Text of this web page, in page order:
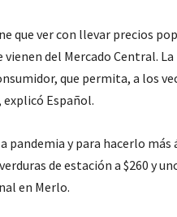
que ver con llevar precios
vienen del Mercado Central.
que permita, a los
Español.
pandemia y para hacerlo
de estación a $260 y
en Merlo.